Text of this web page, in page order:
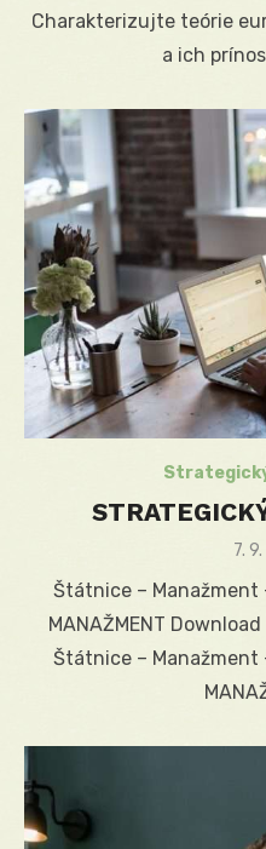
Charakterizujte teórie
a ich
7.
Štátnice – Manažment
MANAŽMENT
Štátnice – Manažment